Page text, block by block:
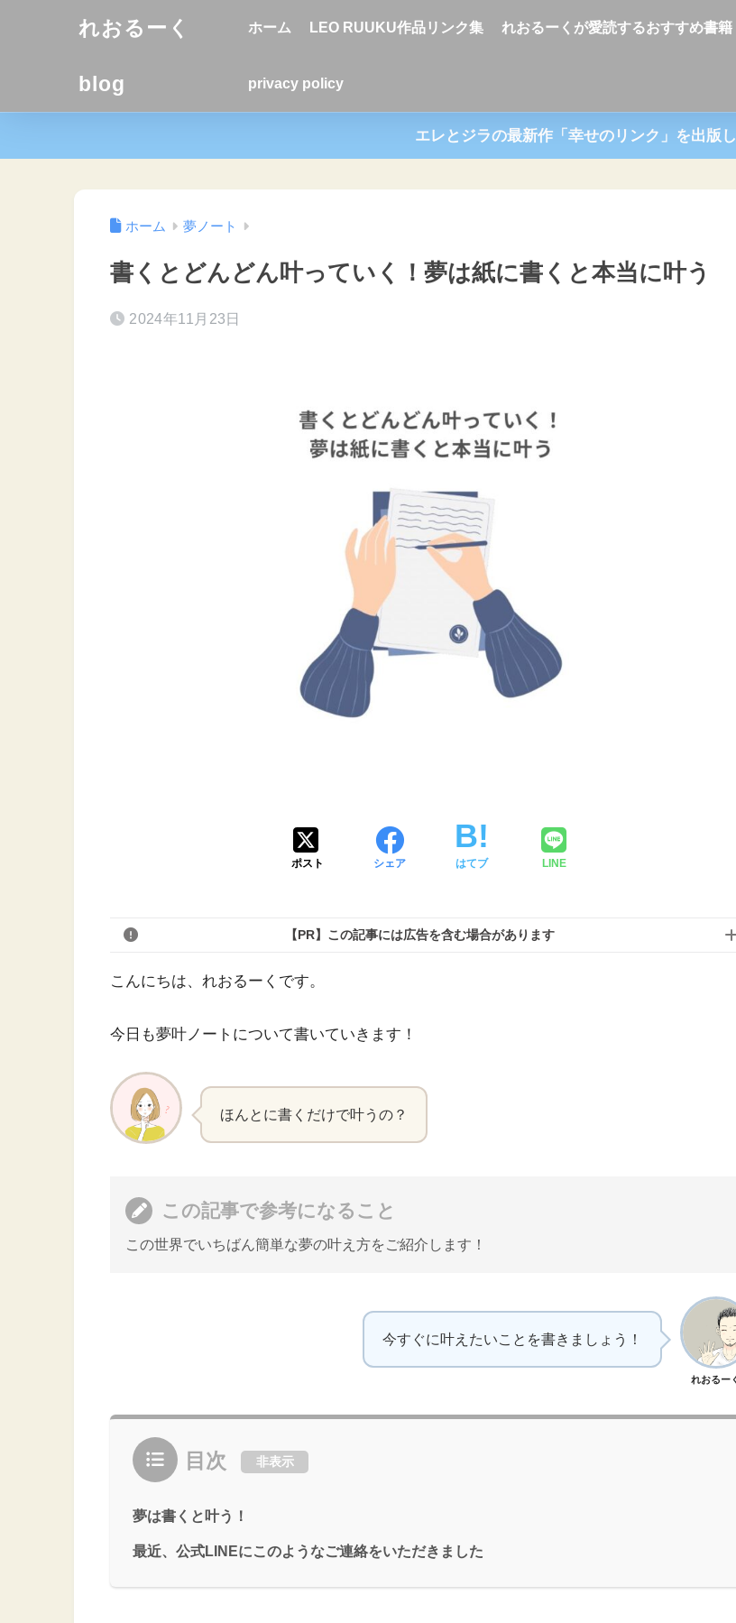
れおるーく
blog
ホーム LEO RUUKU作品リンク集 れおるーくが愛読するおすすめ書籍
privacy policy
エレとジラの最新作「幸せのリンク」を出版し
ホーム 夢ノート
書くとどんどん叶っていく！夢は紙に書くと本当に叶う
2024年11月23日
ポスト シェア はてブ LINE
【PR】この記事には広告を含む場合があります
こんにちは、れおるーくです。
今日も夢叶ノートについて書いていきます！
ほんとに書くだけで叶うの？
この記事で参考になること
この世界でいちばん簡単な夢の叶え方をご紹介します！
れおるー
今すぐに叶えたいことを書きましょう！
目次 非表示
夢は書くと叶う！
最近、公式LINEにこのようなご連絡をいただきました